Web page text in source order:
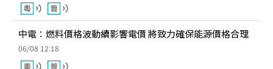
中電：燃料價格波動續影響電價 將致力確保能源價格合理
06/08 12:18